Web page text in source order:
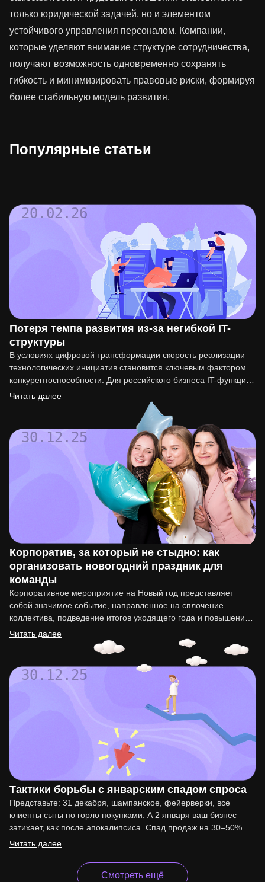
только юридической задачей, но и элементом
устойчивого управления персоналом. Компании,
которые уделяют внимание структуре сотрудничества,
получают возможность одновременно сохранять
гибкость и минимизировать правовые риски, формируя
более стабильную модель развития.
Популярные статьи
20.02.26
Потеря темпа развития из-за негибкой IT-
структуры
В условиях цифровой трансформации скорость реализации
технологических инициатив становится ключевым фактором
конкурентоспособности. Для российского бизнеса IT-функция
перестала быть вспомогательной. Она напрямую влияет на
Читать далее
30.12.25
Корпоратив, за который не стыдно: как
организовать новогодний праздник для
команды
Корпоративное мероприятие на Новый год представляет
собой значимое событие, направленное на сплочение
коллектива, подведение итогов уходящего года и повышение
мотивации сотрудников. Организация такого праздника…
Читать далее
30.12.25
Тактики борьбы с январским спадом спроса
Представьте: 31 декабря, шампанское, фейерверки, все
клиенты сыты по горло покупками. А 2 января ваш бизнес
затихает, как после апокалипсиса. Спад продаж на 30–50%…
Читать далее
Смотреть ещё